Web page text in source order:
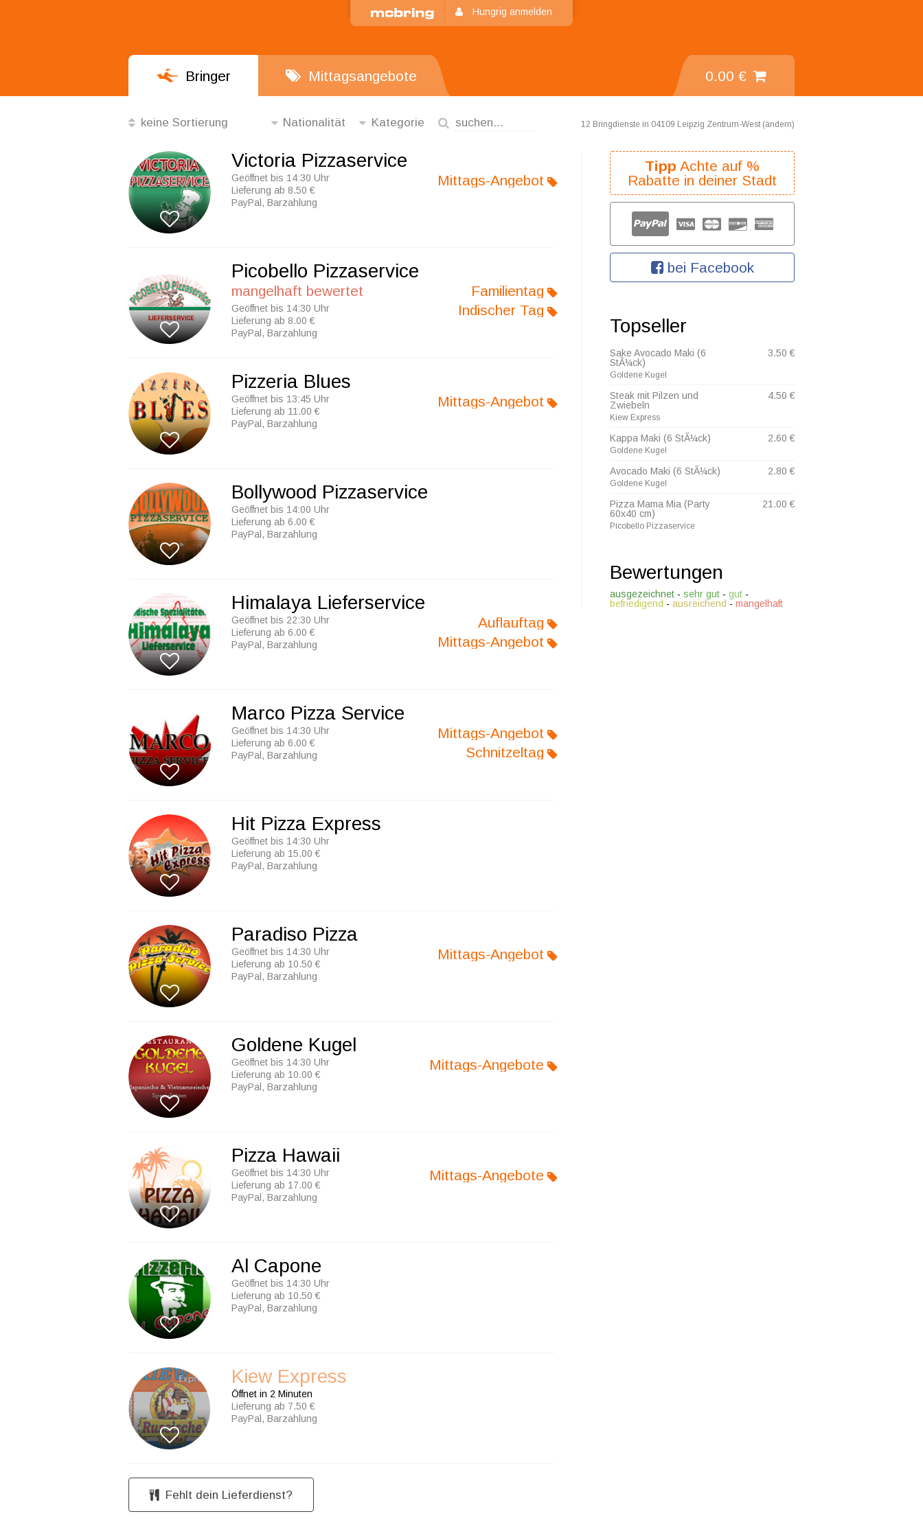
Hungrig anmelden
Bringer Mittagsangebote 0.00 €
keine Sortierung
die Beliebtesten
nach Mindestbestellwert
Alphabetisch
Nationalität Kategorie 12 Bringdienste in 04109 Leipzig Zentrum-West (ändern)
Victoria Pizzaservice
Geöffnet bis 14:30 Uhr
Lieferung ab 8.50 €
PayPal, Barzahlung
Mittags-Angebot
Picobello Pizzaservice
mangelhaft bewertet
Geöffnet bis 14:30 Uhr
Lieferung ab 8.00 €
PayPal, Barzahlung
Familientag
Indischer Tag
Pizzeria Blues
Geöffnet bis 13:45 Uhr
Lieferung ab 11.00 €
PayPal, Barzahlung
Mittags-Angebot
Bollywood Pizzaservice
Geöffnet bis 14:00 Uhr
Lieferung ab 6.00 €
PayPal, Barzahlung
Himalaya Lieferservice
Geöffnet bis 22:30 Uhr
Lieferung ab 6.00 €
PayPal, Barzahlung
Auflauftag
Mittags-Angebot
Marco Pizza Service
Geöffnet bis 14:30 Uhr
Lieferung ab 6.00 €
PayPal, Barzahlung
Mittags-Angebot
Schnitzeltag
Hit Pizza Express
Geöffnet bis 14:30 Uhr
Lieferung ab 15.00 €
PayPal, Barzahlung
Paradiso Pizza
Geöffnet bis 14:30 Uhr
Lieferung ab 10.50 €
PayPal, Barzahlung
Mittags-Angebot
Goldene Kugel
Geöffnet bis 14:30 Uhr
Lieferung ab 10.00 €
PayPal, Barzahlung
Mittags-Angebote
Pizza Hawaii
Geöffnet bis 14:30 Uhr
Lieferung ab 17.00 €
PayPal, Barzahlung
Mittags-Angebote
Al Capone
Geöffnet bis 14:30 Uhr
Lieferung ab 10.50 €
PayPal, Barzahlung
Kiew Express
Öffnet in 2 Minuten
Lieferung ab 7.50 €
PayPal, Barzahlung
Fehlt dein Lieferdienst?
Tipp Achte auf %
Rabatte in deiner Stadt
bei Facebook
Topseller
Sake Avocado Maki (6
StÃ¼ck)
Goldene Kugel
3.50 €
Steak mit Pilzen und
Zwiebeln
Kiew Express
4.50 €
Kappa Maki (6 StÃ¼ck)
Goldene Kugel
2.60 €
Avocado Maki (6 StÃ¼ck)
Goldene Kugel
2.80 €
Pizza Mama Mia (Party
60x40 cm)
Picobello Pizzaservice
21.00 €
Bewertungen
ausgezeichnet - sehr gut - gut -
befriedigend - ausreichend - mangelhaft